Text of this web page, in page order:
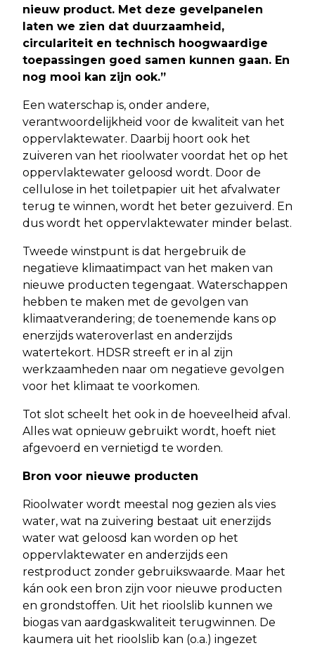
nieuw product. Met deze gevelpanelen
laten we zien dat duurzaamheid,
circulariteit en technisch hoogwaardige
toepassingen goed samen kunnen gaan. En
nog mooi kan zijn ook.”
Een waterschap is, onder andere,
verantwoordelijkheid voor de kwaliteit van het
oppervlaktewater. Daarbij hoort ook het
zuiveren van het rioolwater voordat het op het
oppervlaktewater geloosd wordt. Door de
cellulose in het toiletpapier uit het afvalwater
terug te winnen, wordt het beter gezuiverd. En
dus wordt het oppervlaktewater minder belast.
Tweede winstpunt is dat hergebruik de
negatieve klimaatimpact van het maken van
nieuwe producten tegengaat. Waterschappen
hebben te maken met de gevolgen van
klimaatverandering; de toenemende kans op
enerzijds wateroverlast en anderzijds
watertekort. HDSR streeft er in al zijn
werkzaamheden naar om negatieve gevolgen
voor het klimaat te voorkomen.
Tot slot scheelt het ook in de hoeveelheid afval.
Alles wat opnieuw gebruikt wordt, hoeft niet
afgevoerd en vernietigd te worden.
Bron voor nieuwe producten
Rioolwater wordt meestal nog gezien als vies
water, wat na zuivering bestaat uit enerzijds
water wat geloosd kan worden op het
oppervlaktewater en anderzijds een
restproduct zonder gebruikswaarde. Maar het
kán ook een bron zijn voor nieuwe producten
en grondstoffen. Uit het rioolslib kunnen we
biogas van aardgaskwaliteit terugwinnen. De
kaumera uit het rioolslib kan (o.a.) ingezet